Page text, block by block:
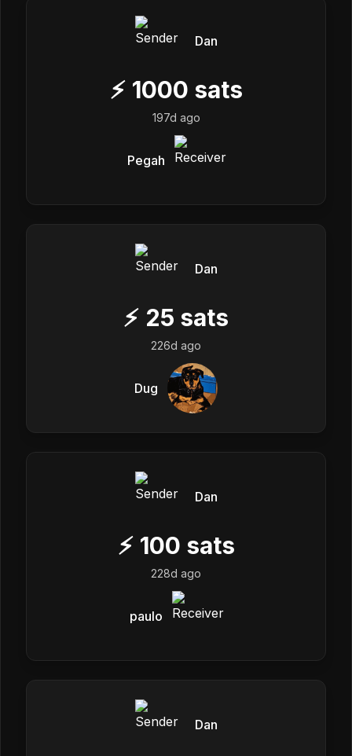
Dan
⚡ 1000 sats
197d ago
Pegah
Dan
⚡ 25 sats
226d ago
Dug
Dan
⚡ 100 sats
228d ago
paulo
Dan